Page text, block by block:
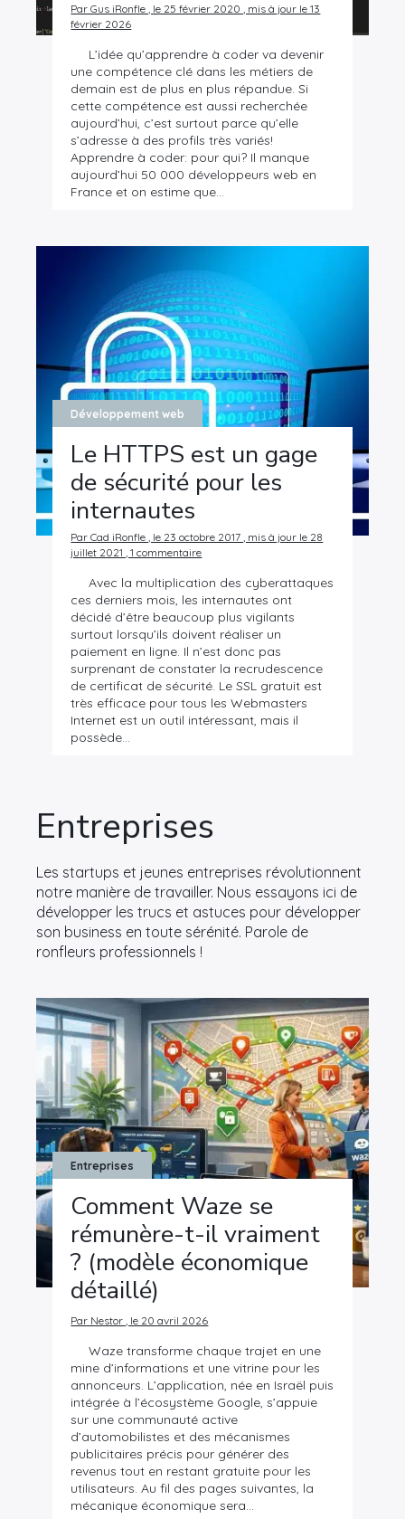
Par Gus iRonfle , le 25 février 2020 , mis à jour le 13
février 2026
L’idée qu’apprendre à coder va devenir
une compétence clé dans les métiers de
demain est de plus en plus répandue. Si
cette compétence est aussi recherchée
aujourd’hui, c’est surtout parce qu’elle
s’adresse à des profils très variés!
Apprendre à coder: pour qui? Il manque
aujourd’hui 50 000 développeurs web en
France et on estime que…
Développement web
Le HTTPS est un gage
de sécurité pour les
internautes
Par Cad iRonfle , le 23 octobre 2017 , mis à jour le 28
juillet 2021 , 1 commentaire
Avec la multiplication des cyberattaques
ces derniers mois, les internautes ont
décidé d’être beaucoup plus vigilants
surtout lorsqu’ils doivent réaliser un
paiement en ligne. Il n’est donc pas
surprenant de constater la recrudescence
de certificat de sécurité. Le SSL gratuit est
très efficace pour tous les Webmasters
Internet est un outil intéressant, mais il
possède…
Entreprises
Les startups et jeunes entreprises révolutionnent
notre manière de travailler. Nous essayons ici de
développer les trucs et astuces pour développer
son business en toute sérénité. Parole de
ronfleurs professionnels !
Entreprises
Comment Waze se
rémunère-t-il vraiment
? (modèle économique
détaillé)
Par Nestor , le 20 avril 2026
Waze transforme chaque trajet en une
mine d’informations et une vitrine pour les
annonceurs. L’application, née en Israël puis
intégrée à l’écosystème Google, s’appuie
sur une communauté active
d’automobilistes et des mécanismes
publicitaires précis pour générer des
revenus tout en restant gratuite pour les
utilisateurs. Au fil des pages suivantes, la
mécanique économique sera…